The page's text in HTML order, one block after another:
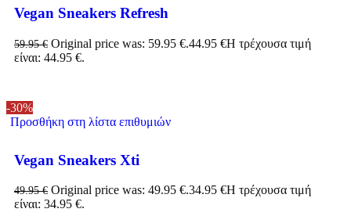
Vegan Sneakers Refresh
59.95€ Original price was: 59.95 €.44.95 €Η τρέχουσα τιμή
είναι: 44.95 €.
-30%
Προσθήκη στη λίστα επιθυμιών
Vegan Sneakers Xti
49.95€ Original price was: 49.95 €.34.95 €Η τρέχουσα τιμή
είναι: 34.95 €.